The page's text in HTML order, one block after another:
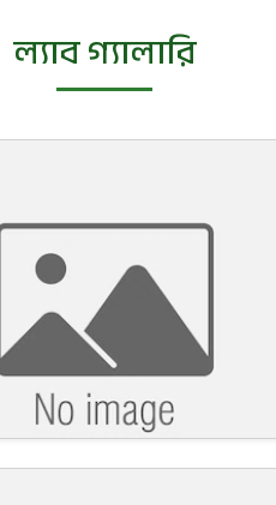
ল্যাব গ্যালারি